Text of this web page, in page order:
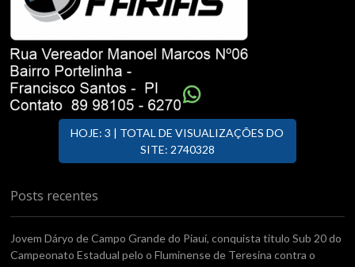
HOJE: 3 | TOTAL DE VISUALIZAÇÕES DO
SITE: 2740328
Posts recentes
Jovem Dáryo de Campo Grande do Piauí, conquista titulo Sub 20 do
Campeonato Estadual pelo o Fluminense de Teresina contra o